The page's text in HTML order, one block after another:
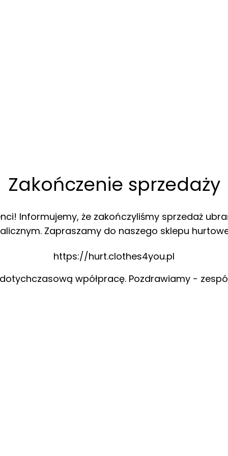
Zakończenie sprzedaży
Informujemy, że zakończyliśmy sprzedaż
Zapraszamy do naszego sklepu
https://hurt.clothes4you.pl
wpółpracę. Pozdrawiamy -